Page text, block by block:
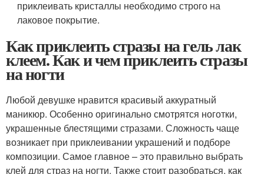
приклеивать кристаллы необходимо строго на
лаковое покрытие.
Как приклеить стразы на гель лак
клеем. Как и чем приклеить стразы
на ногти
Любой девушке нравится красивый аккуратный
маникюр. Особенно оригинально смотрятся ноготки,
украшенные блестящими стразами. Сложность чаще
возникает при приклеивании украшений и подборе
композиции. Самое главное – это правильно выбрать
клей для страз на ногти. Также стоит разобраться, как